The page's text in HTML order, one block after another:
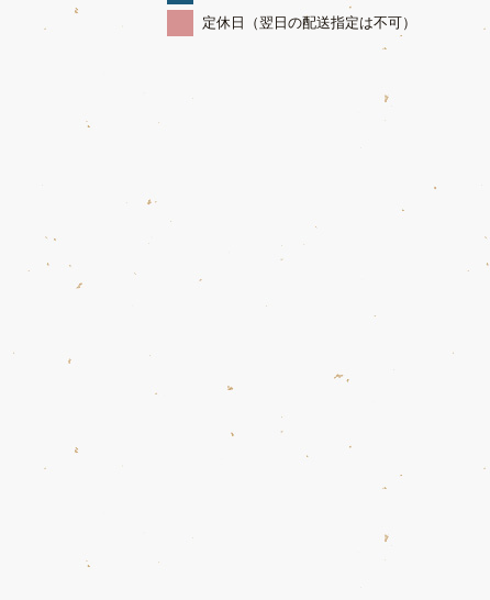
定休日（翌日の配送指定は不可）